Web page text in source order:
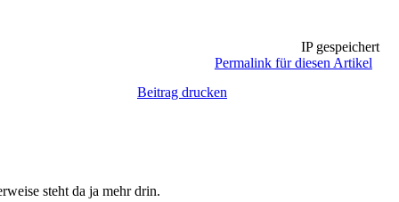
IP gespeichert
Permalink für diesen Artikel
Beitrag drucken
steht da ja mehr drin.